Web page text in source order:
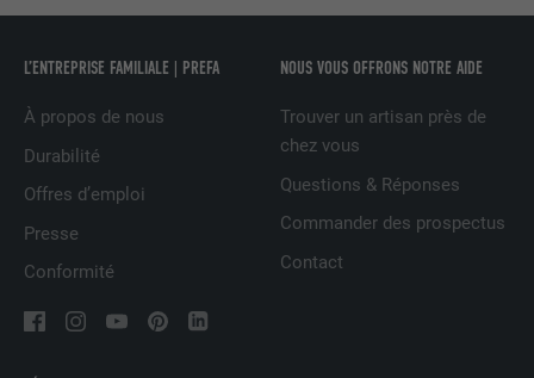
L’ENTREPRISE FAMILIALE | PREFA
À propos de nous
Durabilité
Offres d’emploi
Presse
Conformité
NOUS VOUS OFFRONS NOTRE AIDE
Trouver un artisan près de
chez vous
Questions & Réponses
Commander des prospectus
Contact
NOM UserMatchHistory
FOURNISSEUR LinkedIn
EXPIRATION
Est utilisé pour suivre l'utilisateur sur
plusieurs sites Internet afin d'afficher de
la publicité adaptée aux préférences de
NOM lidc